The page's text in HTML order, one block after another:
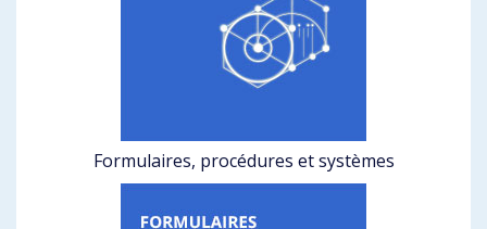
Formulaires, procédures et systèmes